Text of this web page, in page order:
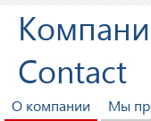
Contact
О компании Мы